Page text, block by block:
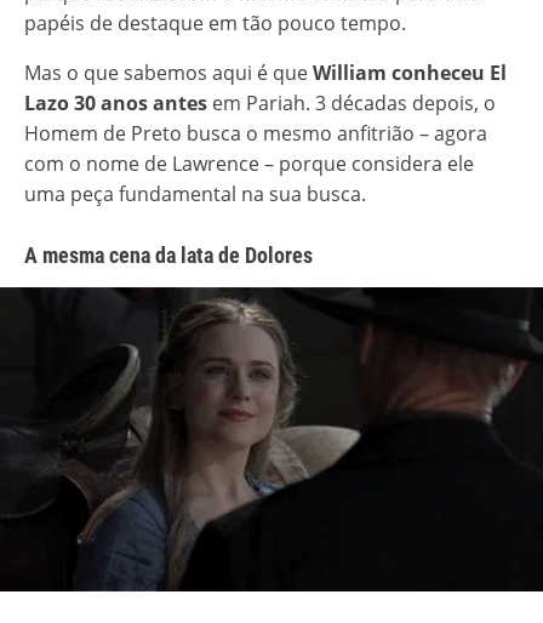
papéis de destaque em tão pouco tempo.
Mas o que sabemos aqui é queWilliam conheceu El
Lazo 30 anos antes em Pariah. 3 décadas depois, o
Homem de Preto busca o mesmo anfitrião – agora
com o nome de Lawrence – porque considera ele
uma peça fundamental na sua busca.
A mesma cena da lata de Dolores